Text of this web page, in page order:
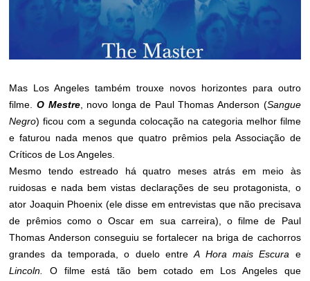
Mas Los Angeles também trouxe novos horizontes para outro
filme.O Mestre, novo longa de Paul Thomas Anderson (Sangue
Negro) ficou com a segunda colocação na categoria melhor filme
e faturou nada menos que quatro prêmios pela Associação de
Críticos de Los Angeles.
Mesmo tendo estreado há quatro meses atrás em meio às
ruidosas e nada bem vistas declarações de seu protagonista, o
ator Joaquin Phoenix (ele disse em entrevistas que não precisava
de prêmios como o Oscar em sua carreira), o filme de Paul
Thomas Anderson conseguiu se fortalecer na briga de cachorros
grandes da temporada, o duelo entreA Hora mais Escura e
Lincoln.O filme está tão bem cotado em Los Angeles que